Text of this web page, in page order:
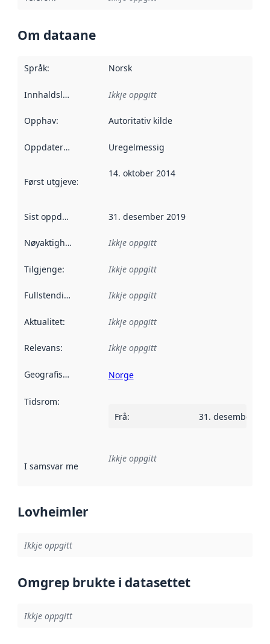
Om dataane
Språk: Norsk
Innhaldsleverandørar :
Ikkje oppgitt
Opphav: Autoritativ kilde
Oppdateringsfrekvens :
Uregelmessig
Først utgjeve:
14. oktober 2014
Sist oppdatert 31. desember 2019
Nøyaktigheit Ikkje oppgitt
Tilgjenge: Ikkje oppgitt
Fullstendigheit Ikkje oppgitt
Aktualitet: Ikkje oppgitt
Relevans: Ikkje oppgitt
Geografisk område Norge
Tidsrom:
Frå: 31. desember
I samsvar med Referanse til ei implementeringsregel eller
Ikkje oppgitt
Lovheimler
Ikkje oppgitt
Omgrep brukte i datasettet
Ikkje oppgitt